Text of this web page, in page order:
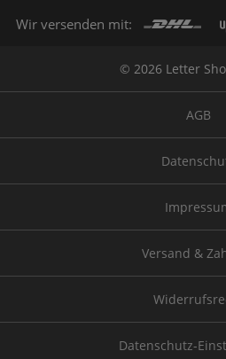
Wir versenden mit:
© 2026 Letter
AGB
Versand &
Datenschutz-